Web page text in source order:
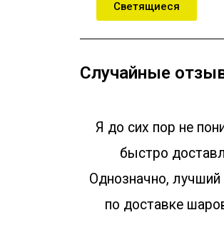
Светящиеся
Случайные
Я до сих пор не
быстро
Однозначно, лучший
по доставке